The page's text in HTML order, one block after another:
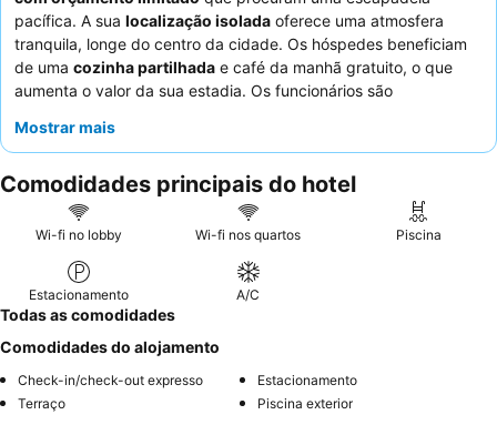
pacífica. A sua localização isolada oferece uma atmosfera
tranquila, longe do centro da cidade. Os hóspedes beneficiam
de uma cozinha partilhada e café da manhã gratuito, o que
aumenta o valor da sua estadia. Os funcionários são
Para uma experiência mais conveniente, considere alugar
Mostrar mais
Comodidades principais do hotel
Wi-fi no lobby Wi-fi nos quartos Piscina
Estacionamento A/C
Todas as comodidades
Comodidades do alojamento
Check-in/check-out expresso
Estacionamento
Terraço
Piscina exterior